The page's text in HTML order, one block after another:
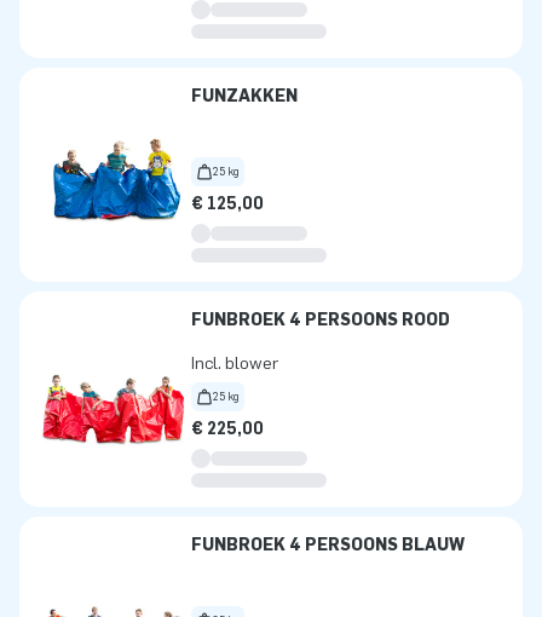
FUNZAKKEN
25 kg
€ 125,00
FUNBROEK 4 PERSOONS ROOD
Incl. blower
25 kg
€ 225,00
FUNBROEK 4 PERSOONS BLAUW